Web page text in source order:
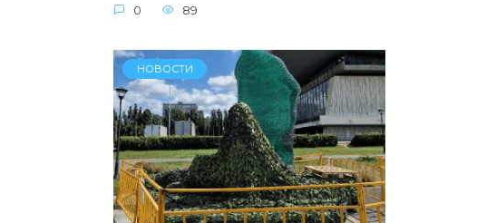
0 89
НОВОСТИ